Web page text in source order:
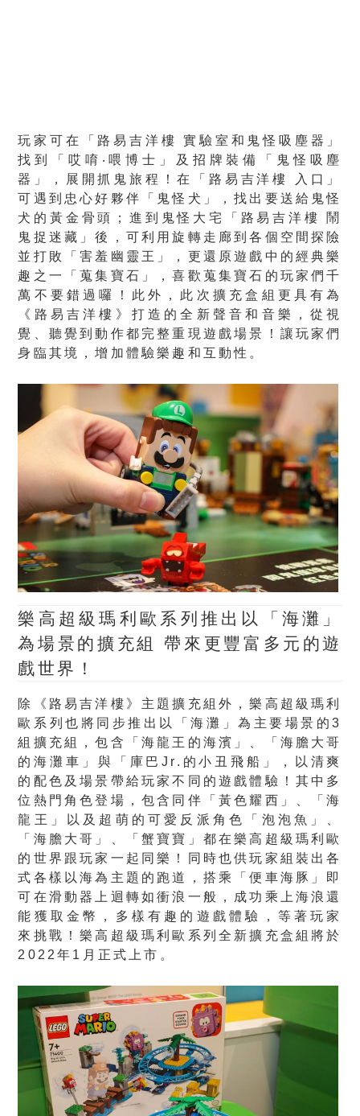
玩家可在「路易吉洋樓 實驗室和鬼怪吸塵器」
找到「哎唷‧喂博士」及招牌裝備「鬼怪吸塵
器」，展開抓鬼旅程！在「路易吉洋樓 入口」
可遇到忠心好夥伴「鬼怪犬」，找出要送給鬼怪
犬的黃金骨頭；進到鬼怪大宅「路易吉洋樓 鬧
鬼捉迷藏」後，可利用旋轉走廊到各個空間探險
並打敗「害羞幽靈王」，更還原遊戲中的經典樂
趣之一「蒐集寶石」，喜歡蒐集寶石的玩家們千
萬不要錯過囉！此外，此次擴充盒組更具有為
《路易吉洋樓》打造的全新聲音和音樂，從視
覺、聽覺到動作都完整重現遊戲場景！讓玩家們
身臨其境，增加體驗樂趣和互動性。
樂高超級瑪利歐系列推出以「海灘」
為場景的擴充組 帶來更豐富多元的遊
戲世界！
除《路易吉洋樓》主題擴充組外，樂高超級瑪利
歐系列也將同步推出以「海灘」為主要場景的3
組擴充組，包含「海龍王的海濱」、「海膽大哥
的海灘車」與「庫巴Jr.的小丑飛船」，以清爽
的配色及場景帶給玩家不同的遊戲體驗！其中多
位熱門角色登場，包含同伴「黃色耀西」、「海
龍王」以及超萌的可愛反派角色「泡泡魚」、
「海膽大哥」、「蟹寶寶」都在樂高超級瑪利歐
的世界跟玩家一起同樂！同時也供玩家組裝出各
式各樣以海為主題的跑道，搭乘「便車海豚」即
可在滑動器上迴轉如衝浪一般，成功乘上海浪還
能獲取金幣，多樣有趣的遊戲體驗，等著玩家
來挑戰！樂高超級瑪利歐系列全新擴充盒組將於
2022年1月正式上市。